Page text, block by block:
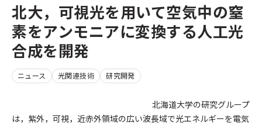
北大，可視光を用いて空気中の窒
素をアンモニアに変換する人工光
合成を開発
ニュース 光関連技術 研究開発
北海道大学の研究グループ
は，紫外，可視，近赤外領域の広い波長域で光エネルギーを電気